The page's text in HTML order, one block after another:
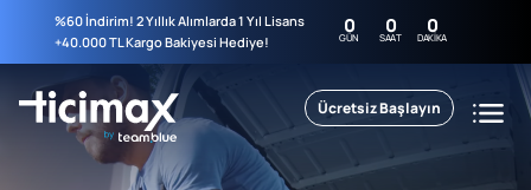
%60 İndirim! 2 Yıllık Alımlarda 1 Yıl Lisans
+40.000 TL Kargo Bakiyesi Hediye!
0
GÜN 0
SAAT 0
DAKIKA
Ücretsiz Başlayın